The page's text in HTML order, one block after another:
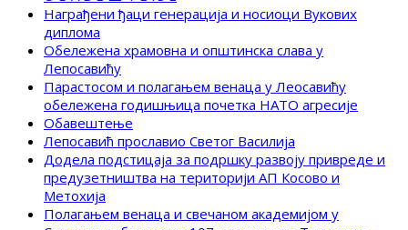
Награђени ђаци генерација и носиоци Вукових
диплома
Обележена храмовна и општинска слава у
Лепосавићу
Парастосом и полагањем венаца у Леосавићу
обележена годишњица почетка НАТО агресије
Обавештење
Лепосавић прославио Светог Василија
Додела подстицаја за подршку развоју привреде и
предузетништва на територији АП Косово и
Метохија
Полагањем венаца и свечаном академијом у